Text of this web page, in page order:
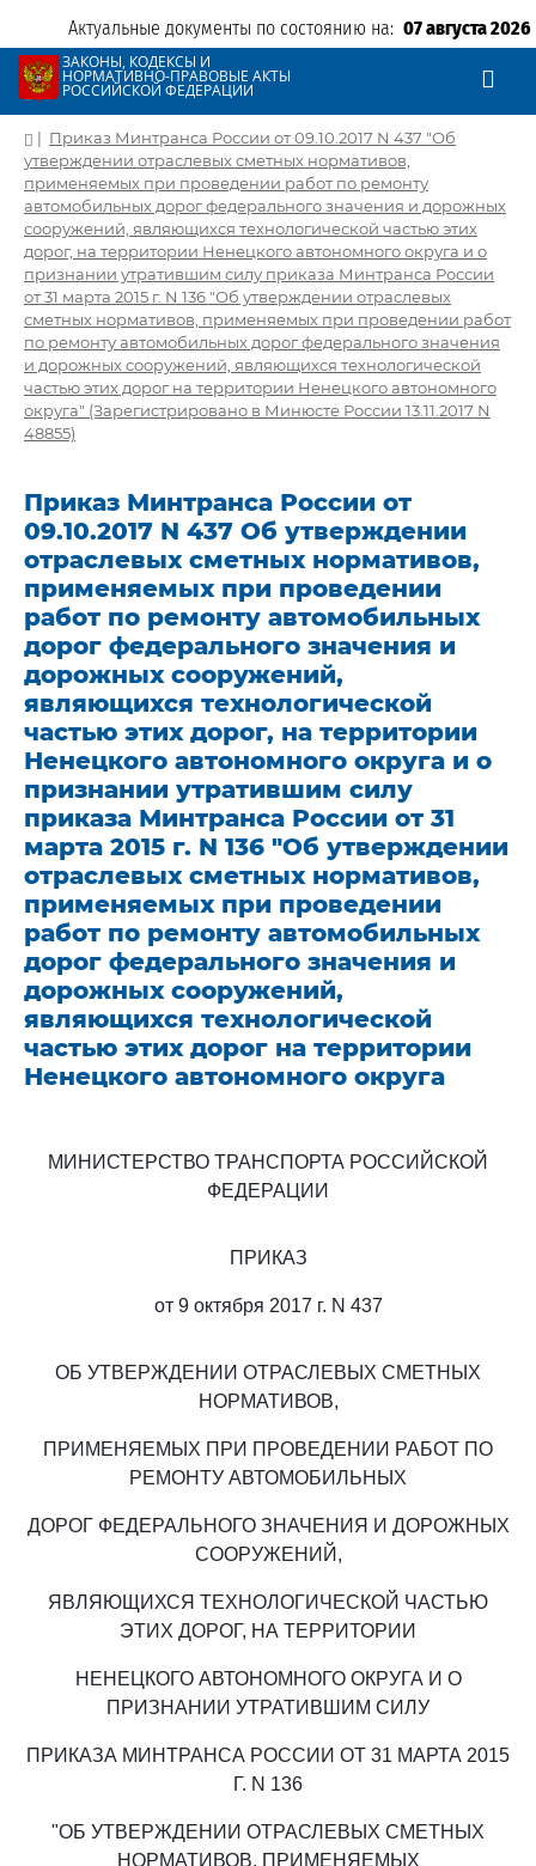
Актуальные документы по состоянию на: 07 августа 2026
ЗАКОНЫ, КОДЕКСЫ И
НОРМАТИВНО-ПРАВОВЫЕ АКТЫ
РОССИЙСКОЙ ФЕДЕРАЦИИ
| Приказ Минтранса России от 09.10.2017 N 437 "Об
утверждении отраслевых сметных нормативов,
применяемых при проведении работ по ремонту
автомобильных дорог федерального значения и дорожных
сооружений, являющихся технологической частью этих
дорог, на территории Ненецкого автономного округа и о
признании утратившим силу приказа Минтранса России
от 31 марта 2015 г. N 136 "Об утверждении отраслевых
сметных нормативов, применяемых при проведении работ
по ремонту автомобильных дорог федерального значения
и дорожных сооружений, являющихся технологической
частью этих дорог на территории Ненецкого автономного
округа" (Зарегистрировано в Минюсте России 13.11.2017 N
48855)
Приказ Минтранса России от
09.10.2017 N 437 Об утверждении
отраслевых сметных нормативов,
применяемых при проведении
работ по ремонту автомобильных
дорог федерального значения и
дорожных сооружений,
являющихся технологической
частью этих дорог, на территории
Ненецкого автономного округа и о
признании утратившим силу
приказа Минтранса России от 31
марта 2015 г. N 136 "Об утверждении
отраслевых сметных нормативов,
применяемых при проведении
работ по ремонту автомобильных
дорог федерального значения и
дорожных сооружений,
являющихся технологической
частью этих дорог на территории
Ненецкого автономного округа
МИНИСТЕРСТВО ТРАНСПОРТА РОССИЙСКОЙ
ФЕДЕРАЦИИ
ПРИКАЗ
от 9 октября 2017 г. N 437
ОБ УТВЕРЖДЕНИИ ОТРАСЛЕВЫХ СМЕТНЫХ
НОРМАТИВОВ,
ПРИМЕНЯЕМЫХ ПРИ ПРОВЕДЕНИИ РАБОТ ПО
РЕМОНТУ АВТОМОБИЛЬНЫХ
ДОРОГ ФЕДЕРАЛЬНОГО ЗНАЧЕНИЯ И ДОРОЖНЫХ
СООРУЖЕНИЙ,
ЯВЛЯЮЩИХСЯ ТЕХНОЛОГИЧЕСКОЙ ЧАСТЬЮ
ЭТИХ ДОРОГ, НА ТЕРРИТОРИИ
НЕНЕЦКОГО АВТОНОМНОГО ОКРУГА И О
ПРИЗНАНИИ УТРАТИВШИМ СИЛУ
ПРИКАЗА МИНТРАНСА РОССИИ ОТ 31 МАРТА 2015
Г. N 136
"ОБ УТВЕРЖДЕНИИ ОТРАСЛЕВЫХ СМЕТНЫХ
НОРМАТИВОВ, ПРИМЕНЯЕМЫХ